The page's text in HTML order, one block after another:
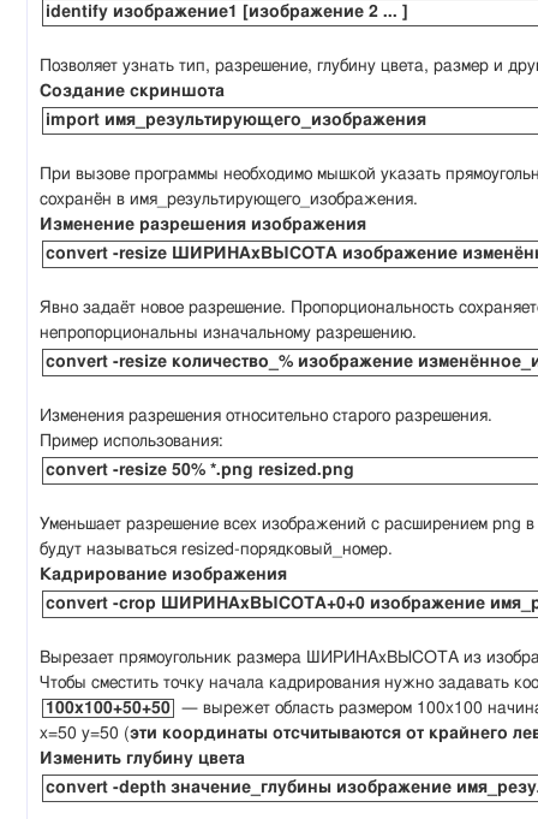
identify изображение1 [изображение 2 ... ]
Позволяет узнать тип, разрешение, глубину цвета, размер и
Создание скриншота
import имя_результирующего_изображения
При вызове программы необходимо мышкой указать
сохранён в имя_результирующего_изображения.
Изменение разрешения изображения
convert -resize ШИРИНАxВЫСОТА изображение
Явно задаёт новое разрешение. Пропорциональность
непропорциональны изначальному разрешению.
convert -resize количество_% изображение
Изменения разрешения относительно старого разрешения.
Пример использования:
convert -resize 50% *.png resized.png
Уменьшает разрешение всех изображений с расширением png
будут называться resized-порядковый_номер.
Кадрирование изображения
convert -crop ШИРИНАxВЫСОТА+0+0 изображение
Вырезает прямоугольник размера ШИРИНАxВЫСОТА из
Чтобы сместить точку начала кадрирования нужно задавать
100x100+50+50
— вырежет область размером 100x100
x=50 y=50 (эти координаты отсчитываются от крайнего
Изменить глубину цвета
convert -depth значение_глубины изображение